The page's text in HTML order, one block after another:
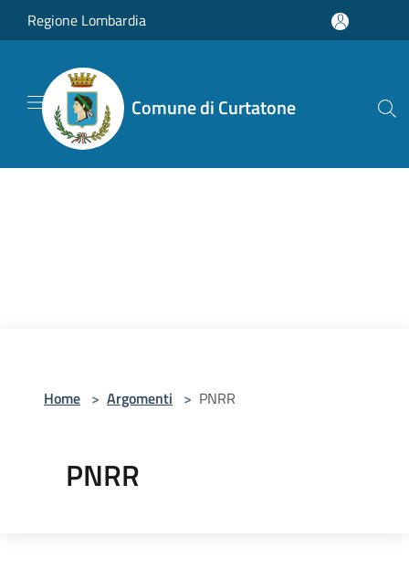
Salta al contenuto principale
Regione Lombardia
Comune di Curtatone
Home > Argomenti > PNRR
PNRR